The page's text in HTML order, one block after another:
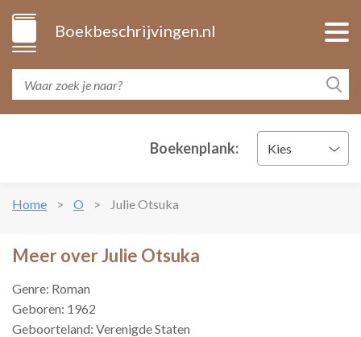
Boekbeschrijvingen.nl
Boekenplank: Kies
Home O Julie Otsuka
Meer over Julie Otsuka
Genre: Roman
Geboren: 1962
Geboorteland: Verenigde Staten